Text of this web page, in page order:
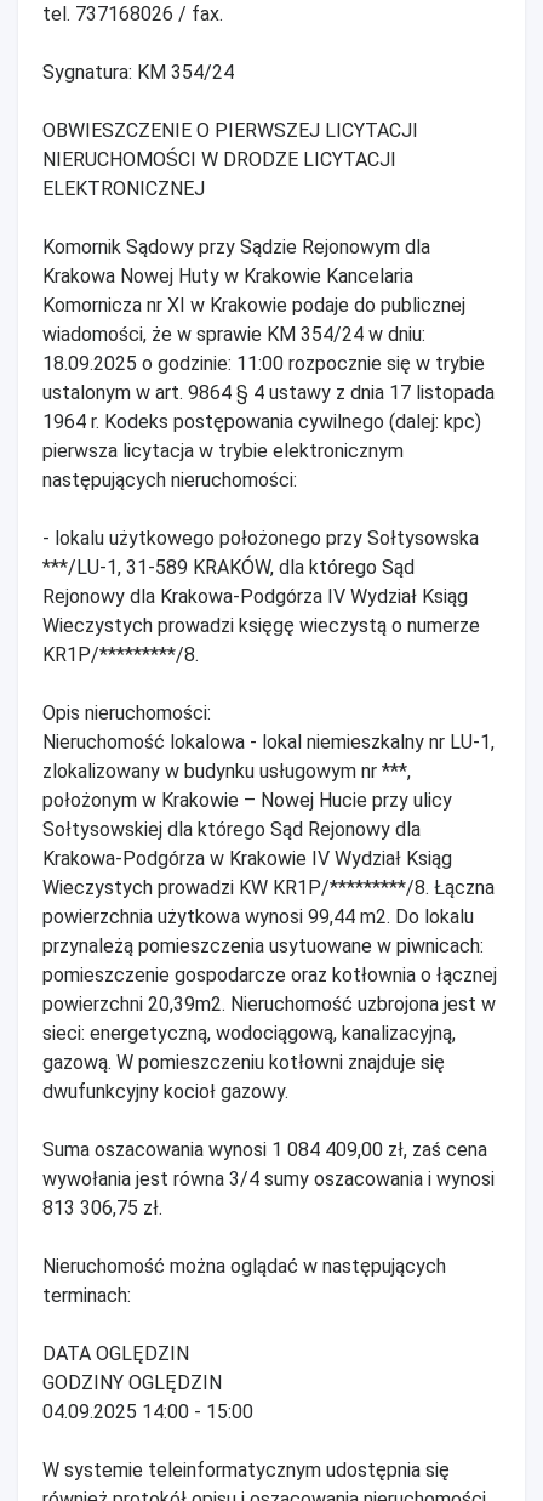
tel. 737168026 / fax.
Sygnatura: KM 354/24
OBWIESZCZENIE O PIERWSZEJ LICYTACJI
NIERUCHOMOŚCI W DRODZE LICYTACJI
ELEKTRONICZNEJ
Komornik Sądowy przy Sądzie Rejonowym dla
Krakowa Nowej Huty w Krakowie Kancelaria
Komornicza nr XI w Krakowie podaje do publicznej
wiadomości, że w sprawie KM 354/24 w dniu:
18.09.2025 o godzinie: 11:00 rozpocznie się w trybie
ustalonym w art. 9864 § 4 ustawy z dnia 17 listopada
1964 r. Kodeks postępowania cywilnego (dalej: kpc)
pierwsza licytacja w trybie elektronicznym
następujących nieruchomości:
- lokalu użytkowego położonego przy Sołtysowska
***/LU-1, 31-589 KRAKÓW, dla którego Sąd
Rejonowy dla Krakowa-Podgórza IV Wydział Ksiąg
Wieczystych prowadzi księgę wieczystą o numerze
KR1P/*********/8.
Opis nieruchomości:
Nieruchomość lokalowa - lokal niemieszkalny nr LU-1,
zlokalizowany w budynku usługowym nr ***,
położonym w Krakowie – Nowej Hucie przy ulicy
Sołtysowskiej dla którego Sąd Rejonowy dla
Krakowa-Podgórza w Krakowie IV Wydział Ksiąg
Wieczystych prowadzi KW KR1P/*********/8. Łączna
powierzchnia użytkowa wynosi 99,44 m2. Do lokalu
przynależą pomieszczenia usytuowane w piwnicach:
pomieszczenie gospodarcze oraz kotłownia o łącznej
powierzchni 20,39m2. Nieruchomość uzbrojona jest w
sieci: energetyczną, wodociągową, kanalizacyjną,
gazową. W pomieszczeniu kotłowni znajduje się
dwufunkcyjny kocioł gazowy.
Suma oszacowania wynosi 1 084 409,00 zł, zaś cena
wywołania jest równa 3/4 sumy oszacowania i wynosi
813 306,75 zł.
Nieruchomość można oglądać w następujących
terminach:
DATA OGLĘDZIN
GODZINY OGLĘDZIN
04.09.2025 14:00 - 15:00
W systemie teleinformatycznym udostępnia się